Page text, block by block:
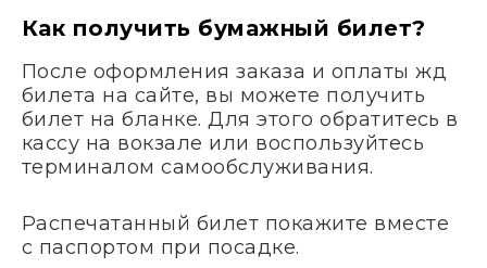
Как получить бумажный билет?
После оформления заказа и оплаты жд
билета на сайте, вы можете получить
билет на бланке. Для этого обратитесь в
кассу на вокзале или воспользуйтесь
терминалом самообслуживания.
Распечатанный билет покажите вместе
с паспортом при посадке.